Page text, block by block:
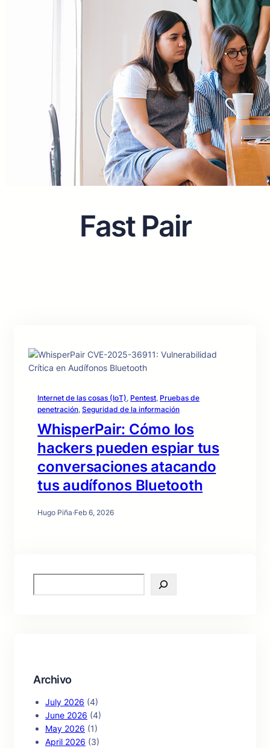
Fast Pair
Internet de las cosas (IoT), Pentest, Pruebas de
penetración, Seguridad de la información
WhisperPair: Cómo los
hackers pueden espiar tus
conversaciones atacando
tus audífonos Bluetooth
Hugo Piña·Feb 6, 2026
e
Archivo
July 2026 (4)
June 2026 (4)
May 2026 (1)
April 2026 (3)